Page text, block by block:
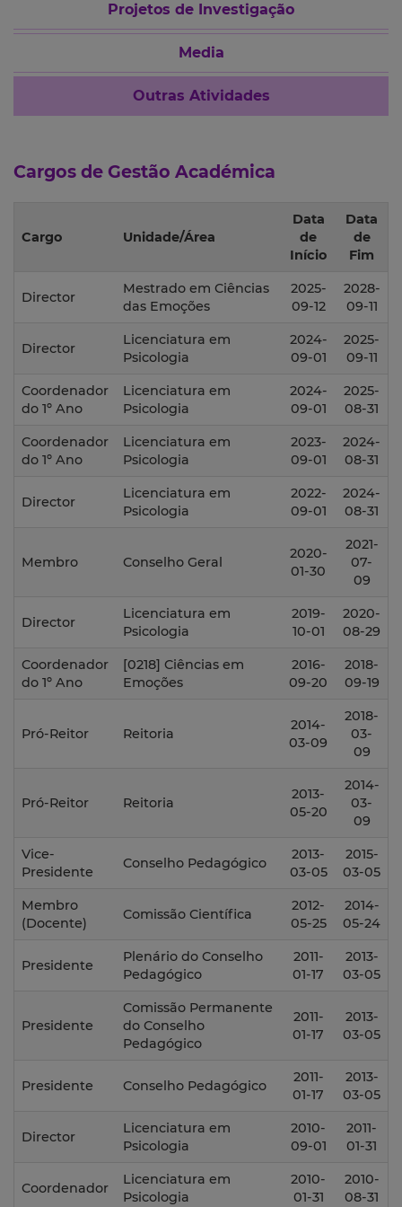
Projetos de Investigação
Media
Outras Atividades
Cargos de Gestão Académica
Cargo Unidade/Área
Data
de
Início
Data
de
Fim
Director
Mestrado em Ciências
das Emoções
2025-
09-12
2028-
09-11
Director
Licenciatura em
Psicologia
2024-
09-01
2025-
09-11
Coordenador
do 1º Ano
Licenciatura em
Psicologia
2024-
09-01
2025-
08-31
Coordenador
do 1º Ano
Licenciatura em
Psicologia
2023-
09-01
2024-
08-31
Director
Licenciatura em
Psicologia
2022-
09-01
2024-
08-31
Membro Conselho Geral
2020-
01-30
2021-
07-
09
Director
Licenciatura em
Psicologia
2019-
10-01
2020-
08-29
Coordenador
do 1º Ano
[0218] Ciências em
Emoções
2016-
09-20
2018-
09-19
Pró-Reitor Reitoria
2014-
03-09
2018-
03-
09
Pró-Reitor Reitoria
2013-
05-20
2014-
03-
09
Vice-
Presidente
Conselho Pedagógico
2013-
03-05
2015-
03-05
Membro
(Docente)
Comissão Científica
2012-
05-25
2014-
05-24
Presidente
Plenário do Conselho
Pedagógico
2011-
01-17
2013-
03-05
Presidente
Comissão Permanente
do Conselho
Pedagógico
2011-
01-17
2013-
03-05
Presidente Conselho Pedagógico
2011-
01-17
2013-
03-05
Director
Licenciatura em
Psicologia
2010-
09-01
2011-
01-31
Coordenador
Licenciatura em
Psicologia
2010-
01-31
2010-
08-31